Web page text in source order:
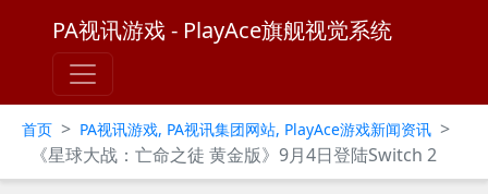
PA视讯游戏 - PlayAce旗舰视觉系统
首页 > PA视讯游戏, PA视讯集团网站, PlayAce游戏新闻资讯 >
《星球大战：亡命之徒 黄金版》9月4日登陆Switch 2